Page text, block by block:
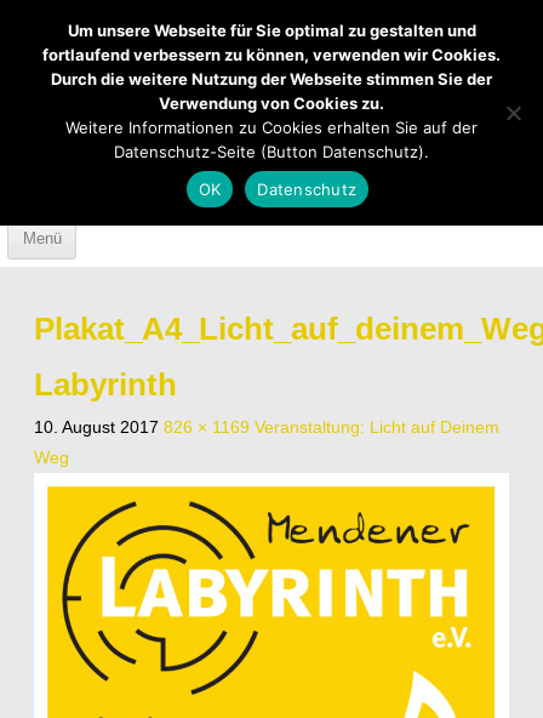
Mendener Labyrinth Kirche Über uns
Anfahrt
Menü
Skip to content
Labyrinth
10. August 2017 826 × 1169 Veranstaltung: Licht auf Deinem
Weg
Um unsere Webseite für Sie optimal zu gestalten und
fortlaufend verbessern zu können, verwenden wir Cookies.
Durch die weitere Nutzung der Webseite stimmen Sie der
Verwendung von Cookies zu.
Weitere Informationen zu Cookies erhalten Sie auf der
Datenschutz-Seite (Button Datenschutz).
OK
Datenschutz